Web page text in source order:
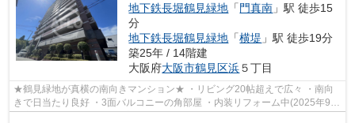
地下鉄長堀鶴見緑地 「 門真南 」駅 徒歩15
分
地下鉄長堀鶴見緑地 「横堤 」駅 徒歩19分
築25年 / 14階建
大阪府大阪市鶴見区浜５丁目
★鶴見緑地が真横の南向きマンション★ ・リビング20帖超えで広々 ・南向
きで日当たり良好 ・3面バルコニーの角部屋 ・内装リフォーム中(2025年9月
末完了予定) キッチン・浴室・トイレ・...